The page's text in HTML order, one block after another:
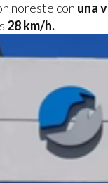
noreste con una
28 km/h.